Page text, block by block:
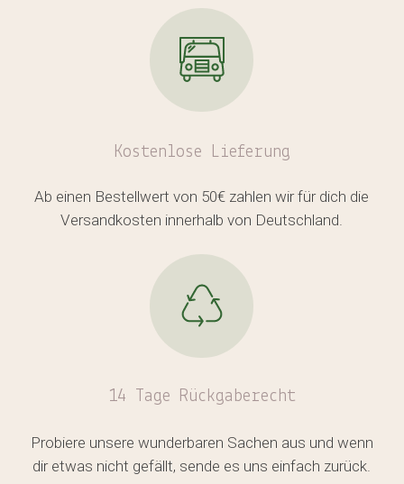
Kostenlose Lieferung
Ab einen Bestellwert von 50€ zahlen wir für dich die
Versandkosten innerhalb von Deutschland.
14 Tage Rückgaberecht
Probiere unsere wunderbaren Sachen aus und wenn
dir etwas nicht gefällt, sende es uns einfach zurück.